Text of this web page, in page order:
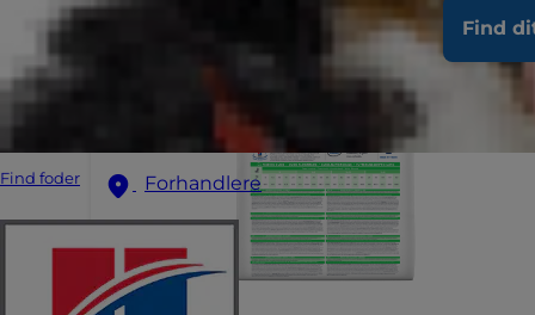
Find
Find foder Forhandlere